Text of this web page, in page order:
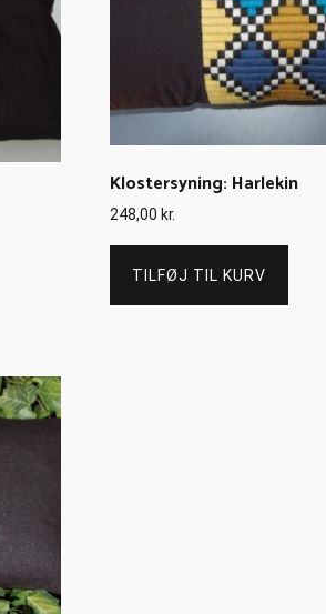
Klostersyning: Harlekin
248,00 kr.
TILFØJ TIL KURV